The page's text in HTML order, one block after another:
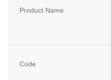
Product Name
Code